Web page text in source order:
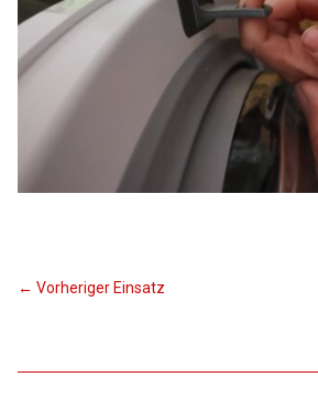
← Vorheriger Einsatz